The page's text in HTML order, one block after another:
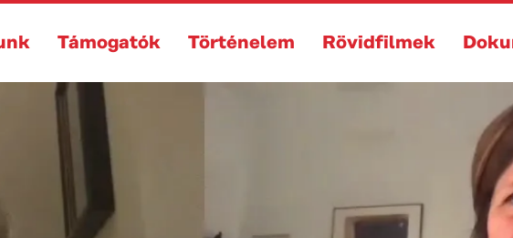
Támogatók Történelem Rövidfilmek